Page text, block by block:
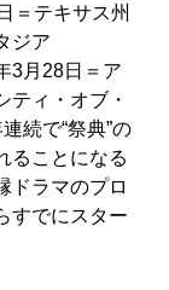
＝テキサス州
ジア
3月28日＝ア
ティ・オブ・
続で“祭典”の
ることになる
ドラマのプロ
すでにスター